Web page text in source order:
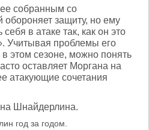
собранным со
защиту, но ему
в атаке так, как он это
Учитывая проблемы его
этом сезоне, можно понять
оставляет Моргана на
атакующие сочетания
год за годом.